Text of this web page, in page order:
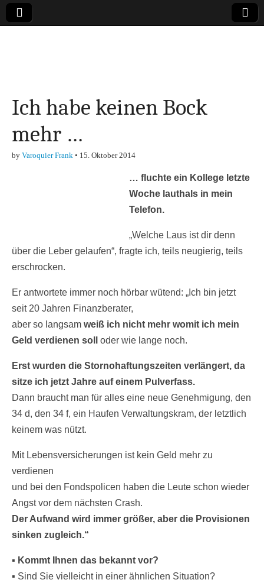
Finanzen,
Marketing-, Vertrieb-
& Investment-Tipps
Ich habe keinen Bock
mehr …
by Varoquier Frank • 15. Oktober 2014
… fluchte ein Kollege letzte
Woche lauthals in mein
Telefon.
„Welche Laus ist dir denn
über die Leber gelaufen“, fragte ich, teils neugierig, teils
erschrocken.
Er antwortete immer noch hörbar wütend: „Ich bin jetzt
seit 20 Jahren Finanzberater,
aber so langsam weiß ich nicht mehr womit ich mein
Geld verdienen soll
oder wie lange noch.
Erst wurden die Stornohaftungszeiten verlängert, da
sitze ich jetzt Jahre auf einem Pulverfass.
Dann braucht man für alles eine neue Genehmigung, den
34 d, den 34 f, ein Haufen Verwaltungskram, der letztlich
keinem was nützt.
Mit Lebensversicherungen ist kein Geld mehr zu
verdienen
und bei den Fondspolicen haben die Leute schon wieder
Angst vor dem nächsten Crash.
Der Aufwand wird immer größer, aber die Provisionen
sinken zugleich.“
▪ Kommt Ihnen das bekannt vor?
▪ Sind Sie vielleicht in einer ähnlichen Situation?